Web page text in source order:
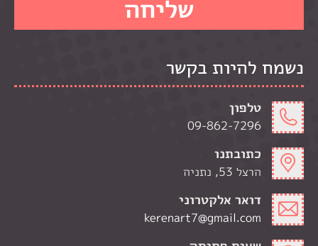
נשמח להיות בקשר
טלפון
09-862-7296
כתובתנו
הרצל 53, נתניה
דואר אלקטרוני
kerenart7@gmail.com